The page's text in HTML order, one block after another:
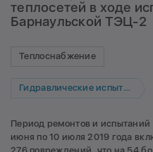
теплосетей в ходе
Барнаульской ТЭЦ-2
Теплоснабжение
Гидравлические испытания
Период ремонтов и
июня по 10 июля 2019 года